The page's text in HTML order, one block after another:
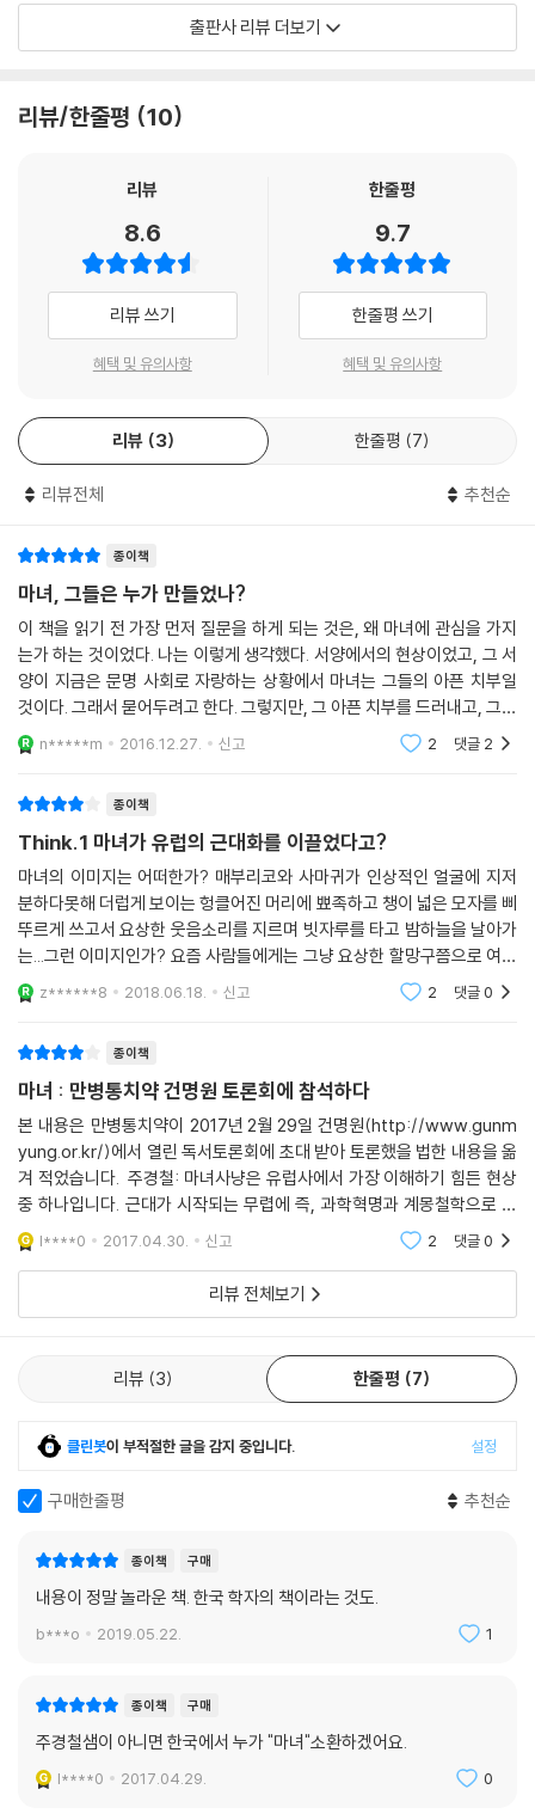
까?
적 기원에서부터 중세에 서서히 발전하여 근대 초에 폭발하고 소멸하기까
을 이루었다는 점에 주목한다. 서구 근대성은 진리에 관한 엄격한 기준을
하는 방식으로 형성되었다는 것이다. 즉 최고의 선을 확립하기 위해 최악
의 존재를 발명해야 했던 것이다. 빛나는 문명의 이면에 야만의 심연이 숨
겨져 있었다.
마녀 개념이 어떻게 형성되었고, 현실 속에서 어떤 변화의 과정을 거쳤으
성사·문화사·사회사라고 할 수 있다.
‘마녀’ 개념은 어떻게 만들어지고 확산되었나?
악마와 성관계를 맺고 그렇게 얻은 가공할 힘으로 사람을 죽이고 폭풍우를
일으킨다는 기이한 혐의로 수만 명이 목숨을 잃었다. 참혹한 고문을 가해
마녀 혐의를 자백하게 하고 다시 더 많은 사람의 이름을 불게 만들어 희생
자가 기하급수적으로 늘어났다. 어떻게 이런 일이 가능했을까?
마녀는 인류의 구원을 방해하려는 악마의 계획을 수행하고, 그 과정에서
초자연적인 힘으로 많은 사람들에게 위해를 가하는 악마의 하수인이라는
특별한 개념이다. 마녀가 헛된 망상 속의 존재가 아니라 실제로 악마적인
은 표면적으로는 기독교가 지배적인 것처럼 보이지만, 내면적으로는 귀신
이나 요정, 특정 장소에 고착된 영들, 고대 이교 신들의 흔적들이 강고하게
잔존해 있었다. 이와 같은 초자연적 힘들이 물질세계에 실제로 영향을 끼
친다고 보는 마술적 세계관이 민중 문화 내에 뿌리 내리고 있었다.
중세 중엽 이후 신앙과 이성의 담당자인 교회와 국가는 자신의 정체성을
명료하게 정립하고 신민에 대한 지배력을 강화하고자 했다. 선과 악을 명
한 존재는 지고의 선을 지탱해주는 역할을 하고, 극단적인 마녀사냥은 권
은 어느덧 악마의 하수인으로 몰렸다. 마녀사냥은 국가와 교회, 마을 공동
체 간의 복합적인 관계 속에서 발전하며, 16~17세기에 이르러 하나의 광
기로 유럽을 휩쓸었다.
근대 문명을 어둠의 세계로부터 역으로 규정한 마녀
자신의 정당성을 위해 악을 필요로 하는 현상은 초역사적으로 존재했다.
나치에게는 유대인이, 파시 스트들에게는 공산당이, 스탈린주의자들에게
아니라 문자 그대로 악마의 사주를 받아 인간 사회 전체를 위험에 떨어뜨
리는 마녀를 창안하고 동원한 것은 근대 초기 유럽 문명의 특이한 현상이
친 후 마녀는 서서히 역사의 무대에서 사라져갔다.
책속으로 추가
유럽의 일부 지역들, 특히 주류 문화의 지배력이 약한 산간 지역이나 변방
지역에서는 상당히 늦은 시기까지도 기독교가 농민들의 심성을 완전히 장
악하지 못했음에 틀림없다. 물론 표면적으로는 유럽은 기독교가 지배적인
사회였으며, 모든 유럽인들은 스스로 기독교도라고 생각했을 것이다. 그러
느 정도 기독교 교리를 이해하고 또 그것을 따르고 있었느냐 하는 관점에
서 보면 기독교는 결코 사람들의 마음을 전적으로 지배하지는 못했다. 농
교’인 경우가 많다. 베난단테처럼 농업을 수호하고 병을 고쳐주는 신앙이
출판사 리뷰 더보기
리뷰/한줄평 10
리뷰
8.6
리뷰 쓰기
혜택 및 유의사항
한줄평
9.7
한줄평 쓰기
혜택 및 유의사항
리뷰 3 한줄평 7
리뷰전체 추천순
종이책
마녀, 그들은 누가 만들었나?
이 책을 읽기 전 가장 먼저 질문을 하게 되는 것은, 왜 마녀에 관심을 가지
는가 하는 것이었다. 나는 이렇게 생각했다. 서양에서의 현상이었고, 그 서
양이 지금은 문명 사회로 자랑하는 상황에서 마녀는 그들의 아픈 치부일
것이다. 그래서 묻어두려고 한다. 그렇지만, 그 아픈 치부를 드러내고, 그것
을 직시해야만 제대로 된 문명 사회를 만들고 유지할 수 있을 것이다. 그런
데 그 순
n*****m 2016.12.27. 신고 2 댓글 2
종이책
Think.1 마녀가 유럽의 근대화를 이끌었다고?
마녀의 이미지는 어떠한가? 매부리코와 사마귀가 인상적인 얼굴에 지저
분하다못해 더럽게 보이는 헝클어진 머리에 뾰족하고 챙이 넓은 모자를 삐
뚜르게 쓰고서 요상한 웃음소리를 지르며 빗자루를 타고 밤하늘을 날아가
는...그런 이미지인가? 요즘 사람들에게는 그냥 요상한 할망구쯤으로 여길
마녀는 그리스도교가 유럽 사회에 널리 퍼지기 전에는 '토속 신앙'으로 자
리 매김했던...우
z******8 2018.06.18. 신고 2 댓글0
종이책
마녀 : 만병통치약 건명원 토론회에 참석하다
본 내용은 만병통치약이 2017년 2월 29일 건명원(http://www.gunm
yung.or.kr/)에서 열린 독서토론회에 초대 받아 토론했을 법한 내용을 옮
겨 적었습니다. 주경철: 마녀사냥은 유럽사에서 가장 이해하기 힘든 현상
중 하나입니다. 근대가 시작되는 무렵에 즉, 과학혁명과 계몽철학으로 합
리성이 가능해진 바로 그 시기에 마녀사냥이라는 몽매한 일이 벌어 진것입
니다. 만병통치약 : 합리
l****0 2017.04.30. 신고 2 댓글0
리뷰 전체보기
리뷰 3 한줄평 7
클린봇이 부적절한 글을 감지 중입니다. 설정
구매한줄평 추천순
종이책 구매
내용이 정말 놀라운 책. 한국 학자의 책이라는 것도.
b***o 2019.05.22. 1
종이책 구매
주경철샘이 아니면 한국에서 누가 "마녀"소환하겠어요.
l****0 2017.04.29. 0